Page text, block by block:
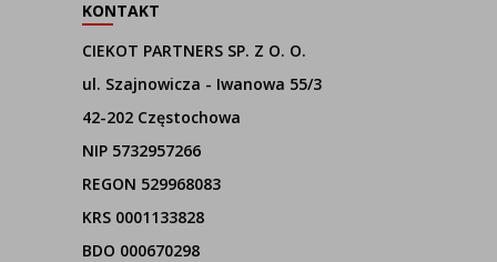
KONTAKT
CIEKOT PARTNERS SP. Z O. O.
ul. Szajnowicza - Iwanowa 55/3
42-202 Częstochowa
NIP 5732957266
REGON 529968083
KRS 0001133828
BDO 000670298